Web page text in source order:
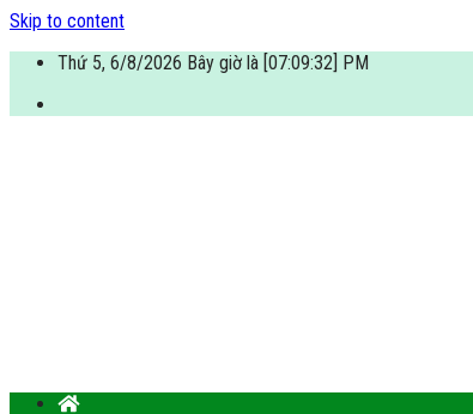
Skip to content
Thứ 5, 6/8/2026 Bây giờ là [07:09:33] PM